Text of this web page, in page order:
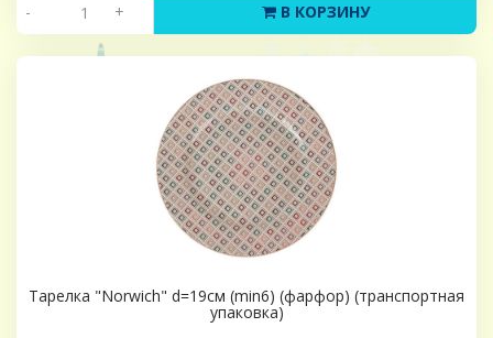
- + В КОРЗИНУ
Тарелка "Norwich" d=19см (min6) (фарфор) (транспортная
упаковка)